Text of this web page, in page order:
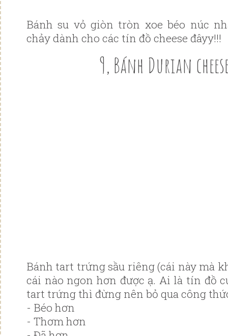
Bánh su vỏ giòn tròn xoe béo núc
chảy dành cho các tín đồ cheese đâyy!!!
9, Bánh Durian
Bánh tart trứng sầu riêng (cái này mà
cái nào ngon hơn được ạ. Ai là tín đồ
tart trứng thì đừng nên bỏ qua công
- Béo hơn
- Thơm hơn